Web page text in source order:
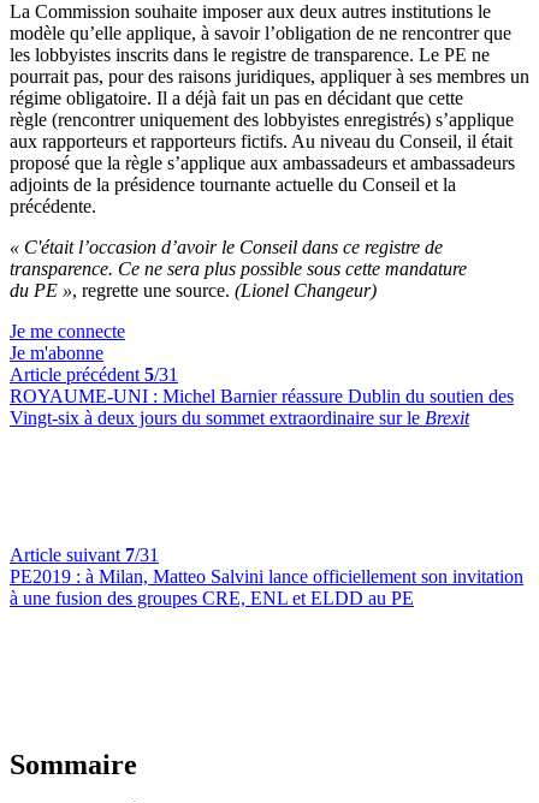
La Commission souhaite imposer aux deux autres institutions le
modèle qu’elle applique, à savoir l’obligation de ne rencontrer que
les lobbyistes inscrits dans le registre de transparence. Le PE ne
pourrait pas, pour des raisons juridiques, appliquer à ses membres un
régime obligatoire. Il a déjà fait un pas en décidant que cette
règle (rencontrer uniquement des lobbyistes enregistrés) s’applique
aux rapporteurs et rapporteurs fictifs. Au niveau du Conseil, il était
proposé que la règle s’applique aux ambassadeurs et ambassadeurs
adjoints de la présidence tournante actuelle du Conseil et la
précédente.
« C'était l’occasion d’avoir le Conseil dans ce registre de
transparence. Ce ne sera plus possible sous cette mandature
du PE », regrette une source. (Lionel Changeur)
Je me connecte
Je m'abonne
Article précédent 5/31
ROYAUME-UNI : Michel Barnier réassure Dublin du soutien des
Vingt-six à deux jours du sommet extraordinaire sur le Brexit
Article suivant 7/31
PE2019 : à Milan, Matteo Salvini lance officiellement son invitation
à une fusion des groupes CRE, ENL et ELDD au PE
Sommaire